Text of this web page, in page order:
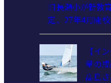
旧長瀬小が新教
定、27年4月開
【イ
量の
髙島